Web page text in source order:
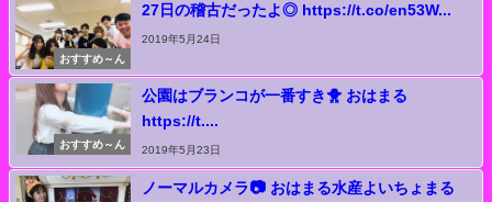
おすすめ～ん
27日の稽古だったよ◎ https://t.co/en53W...
2019年5月24日
おすすめ～ん
公園はブランコが一番すき🐥 おはまる
https://t....
2019年5月23日
ノーマルカメラ📷 おはまる水産よいちょまる